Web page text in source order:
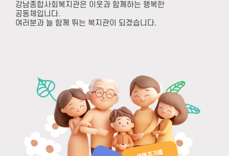
강남종합사회복지관은 이웃과 함께하는 행복한
공동체입니다.
여러분과 늘 함께 뛰는 복지관이 되겠습니다.